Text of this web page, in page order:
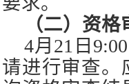
（二）资
4月21日
请进行审查。